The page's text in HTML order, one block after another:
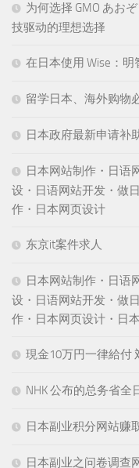
为何选择 GMO あお
技驱动的理想选择
在日本使用 Wise：
留学日本、海外购物
日本政府最新申请补
日本网站制作・日语
设・日语网站开发・做
作・日本网页设计
东京it案件求人
日本网站制作・日语
设・日语网站开发・做
作・日本网页设计・日
現金10万円一律給付
NHK 公布的总务省全
日本副业积分网站赚
日本副业之问卷调查